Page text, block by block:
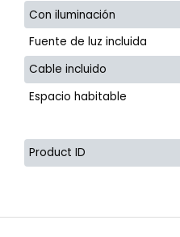
Con iluminación
Fuente de luz incluida
Cable incluido
Espacio habitable
Product ID